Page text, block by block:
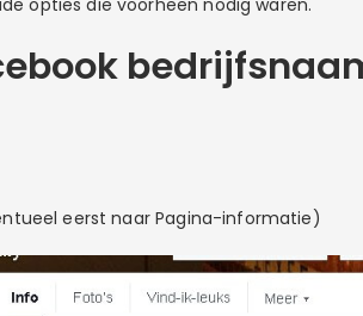
eerst naar Pagina-informatie)